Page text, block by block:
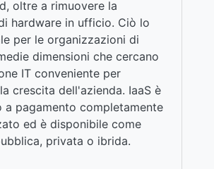
oltre a rimuovere la
hardware in ufficio. Ciò lo
per le organizzazioni di
dimensioni che cercano
IT conveniente per
crescita dell'azienda. IaaS è
a pagamento completamente
ed è disponibile come
privata o ibrida.